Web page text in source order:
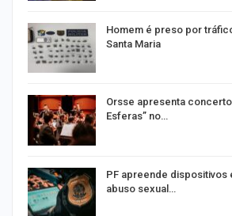
Homem é preso por
Santa Maria
Orsse apresenta
Esferas” no…
PF apreende
abuso sexual…